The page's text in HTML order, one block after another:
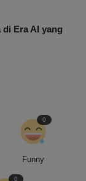
Era AI yang
Funny
0
0